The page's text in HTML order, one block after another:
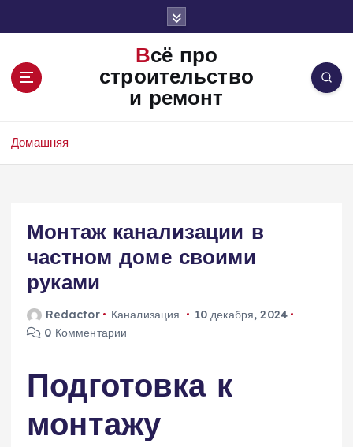
Всё про
строительство
и ремонт
Домашняя
Монтаж канализации в
частном доме своими
руками
Redactor Канализация
10 декабря, 2024
0 Комментарии
Подготовка к
монтажу